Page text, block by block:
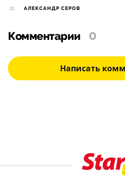
АЛЕКСАНДР СЕРОВ
Комментарии 0
Написать